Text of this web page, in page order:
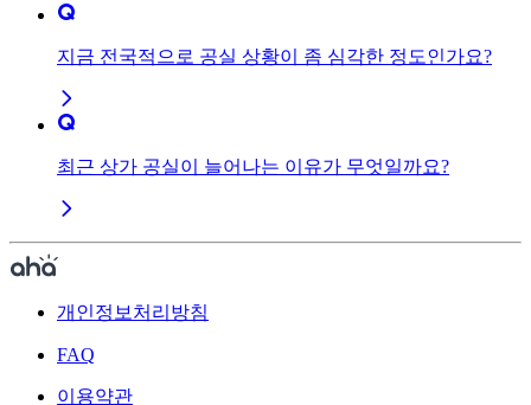
지금 전국적으로 공실 상황이 좀 심각한 정도인가요?
최근 상가 공실이 늘어나는 이유가 무엇일까요?
개인정보처리방침
FAQ
이용약관